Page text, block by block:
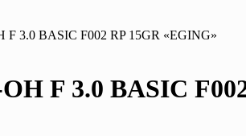
3.0 BASIC F002 RP 15GR «EGING»
F 3.0 BASIC